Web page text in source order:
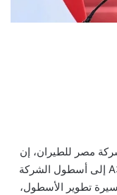
مصر للطيران، إن
انضمام الطائرة الجديدة من طراز A350-900 إلى أسطول الشركة
تطوير الأسطول،